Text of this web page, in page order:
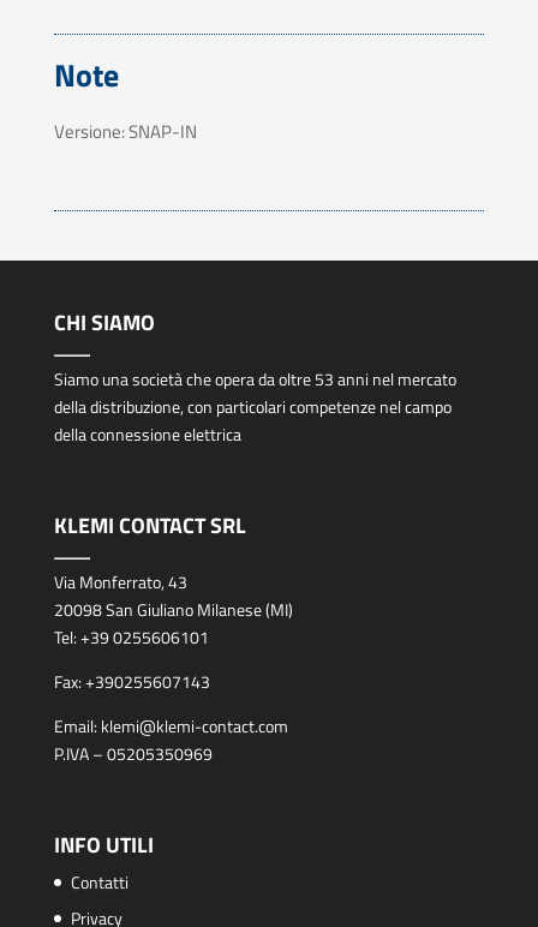
Note
Versione: SNAP-IN
CHI SIAMO
Siamo una società che opera da oltre 53 anni nel mercato
della distribuzione, con particolari competenze nel campo
della connessione elettrica
KLEMI CONTACT SRL
Via Monferrato, 43
20098 San Giuliano Milanese (MI)
Tel:+39 0255606101
Fax:+390255607143
Email: klemi@klemi-contact.com
P.IVA – 05205350969
INFO UTILI
Contatti
Privacy